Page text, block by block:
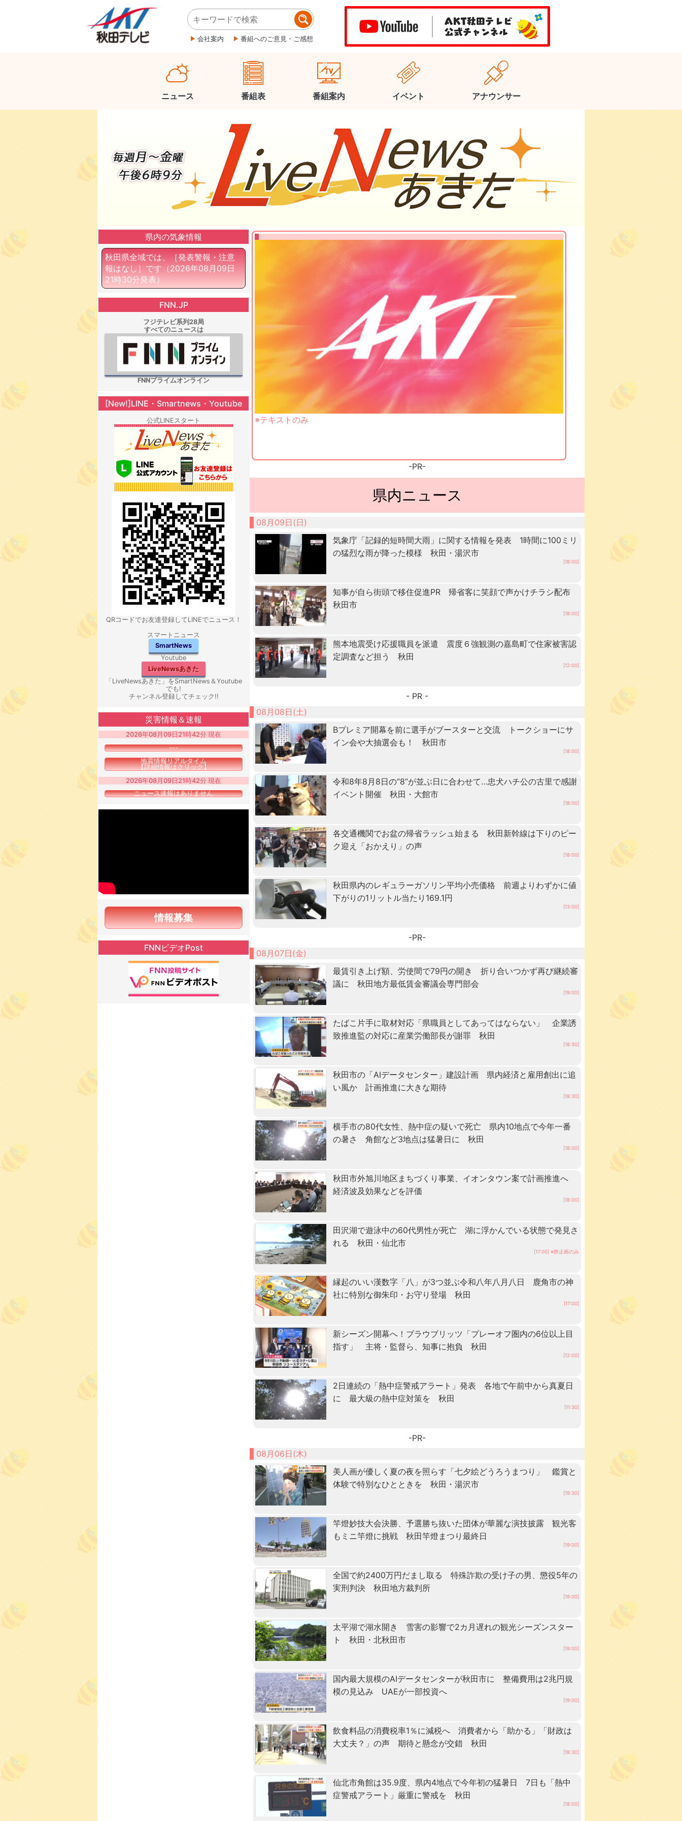
会社案内 番組へのご意見・ご感想
ニュース 番組表 番組案内 イベント アナウンサー
※テキストのみ
-PR-
県内ニュース
08月09日(日)
気象庁「記録的短時間大雨」に関する情報を発表 1時間に100ミリ
の猛烈な雨が降った模様 秋田・湯沢市
[18:00]
知事が自ら街頭で移住促進PR 帰省客に笑顔で声かけチラシ配布
秋田市
[18:00]
熊本地震受け応援職員を派遣 震度６強観測の嘉島町で住家被害認
定調査など担う 秋田
[12:00]
- PR -
08月08日(土)
Bプレミア開幕を前に選手がブースターと交流 トークショーにサ
イン会や大抽選会も！ 秋田市
[18:00]
令和8年8月8日の“8”が並ぶ日に合わせて…忠犬ハチ公の古里で感謝
イベント開催 秋田・大館市
[18:00]
各交通機関でお盆の帰省ラッシュ始まる 秋田新幹線は下りのピー
ク迎え「おかえり」の声
[18:00]
秋田県内のレギュラーガソリン平均小売価格 前週よりわずかに値
下がりの1リットル当たり169.1円
[13:00]
-PR-
08月07日(金)
最賃引き上げ額、労使間で79円の開き 折り合いつかず再び継続審
議に 秋田地方最低賃金審議会専門部会
[19:00]
たばこ片手に取材対応「県職員としてあってはならない」 企業誘
致推進監の対応に産業労働部長が謝罪 秋田
[18:30]
秋田市の「AIデータセンター」建設計画 県内経済と雇用創出に追
い風か 計画推進に大きな期待
[18:30]
横手市の80代女性、熱中症の疑いで死亡 県内10地点で今年一番
の暑さ 角館など3地点は猛暑日に 秋田
[18:00]
秋田市外旭川地区まちづくり事業、イオンタウン案で計画推進へ
経済波及効果などを評価
[18:00]
田沢湖で遊泳中の60代男性が死亡 湖に浮かんでいる状態で発見さ
れる 秋田・仙北市
[17:00] ※静止画のみ
縁起のいい漢数字「八」が3つ並ぶ令和八年八月八日 鹿角市の神
社に特別な御朱印・お守り登場 秋田
[17:00]
新シーズン開幕へ！ブラウブリッツ「プレーオフ圏内の6位以上目
指す」 主将・監督ら、知事に抱負 秋田
[12:00]
2日連続の「熱中症警戒アラート」発表 各地で午前中から真夏日
に 最大級の熱中症対策を 秋田
[11:30]
-PR-
08月06日(木)
美人画が優しく夏の夜を照らす「七夕絵どうろうまつり」 鑑賞と
体験で特別なひとときを 秋田・湯沢市
[19:30]
竿燈妙技大会決勝、予選勝ち抜いた団体が華麗な演技披露 観光客
もミニ竿燈に挑戦 秋田竿燈まつり最終日
[19:00]
全国で約2400万円だまし取る 特殊詐欺の受け子の男、懲役5年の
実刑判決 秋田地方裁判所
[19:00]
太平湖で湖水開き 雪害の影響で2カ月遅れの観光シーズンスター
ト 秋田・北秋田市
[19:00]
国内最大規模のAIデータセンターが秋田市に 整備費用は2兆円規
模の見込み UAEが一部投資へ
[19:00]
飲食料品の消費税率1％に減税へ 消費者から「助かる」「財政は
大丈夫？」の声 期待と懸念が交錯 秋田
[18:30]
仙北市角館は35.9度、県内4地点で今年初の猛暑日 7日も「熱中
症警戒アラート」厳重に警戒を 秋田
[18:00]
県内の気象情報
秋田県全域では、［発表警報・注意
報はなし］です （2026年08月09日
21時30分発表）
FNN.JP
フジテレビ系列28局
すべてのニュースは
FNNプライムオンライン
[New!]LINE・Smartnews・Youtube
公式LINEスタート
QRコードでお友達登録してLINEでニュース！
スマートニュース
SmartNews
Youtube
LiveNewsあきた
「LiveNewsあきた」をSmartNews＆Youtube
でも!
チャンネル登録してチェック!!
災害情報＆速報
2026年08月09日21時42分 現在
---
地震情報リアルタイム
【詳細情報はクリック】
2026年08月09日21時42分 現在
ニュース速報はありません
情報募集
FNNビデオPost